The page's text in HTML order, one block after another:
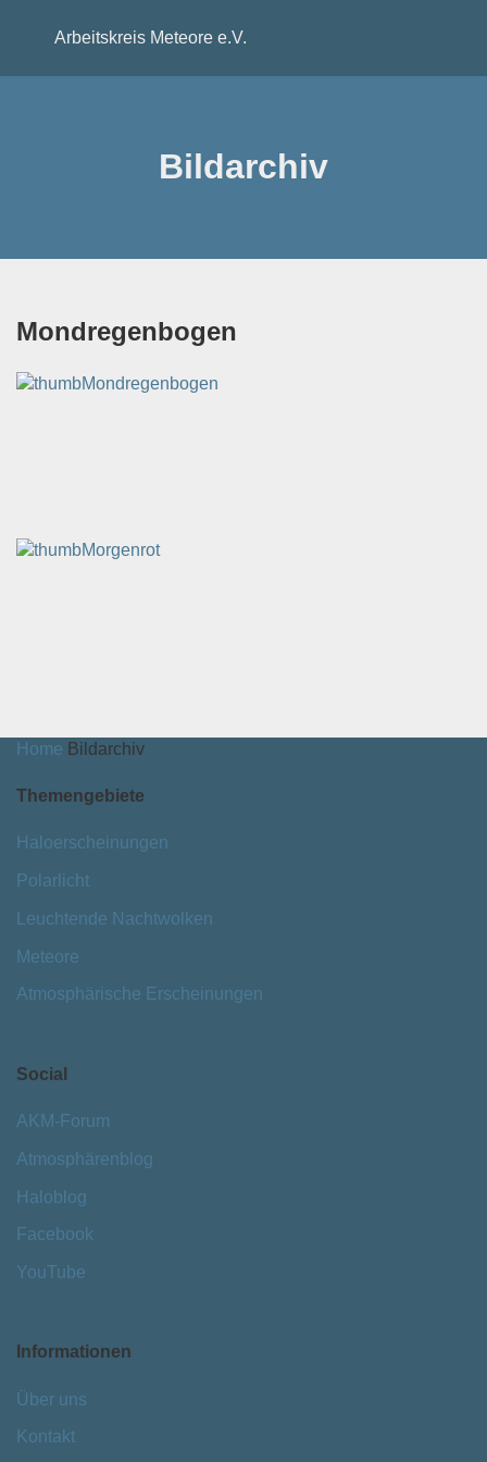
Arbeitskreis Meteore e.V.
Bildarchiv
Mondregenbogen
Mondregenbogen
Morgenrot
Home Bildarchiv
Themengebiete
Haloerscheinungen
Polarlicht
Leuchtende Nachtwolken
Meteore
Atmosphärische Erscheinungen
Social
AKM-Forum
Atmosphärenblog
Haloblog
Facebook
YouTube
Informationen
Über uns
Kontakt